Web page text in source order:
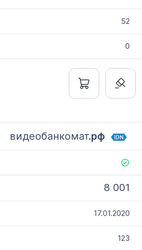
52
0
видеобанкомат.рф IDN
8 001
17.01.2020
123